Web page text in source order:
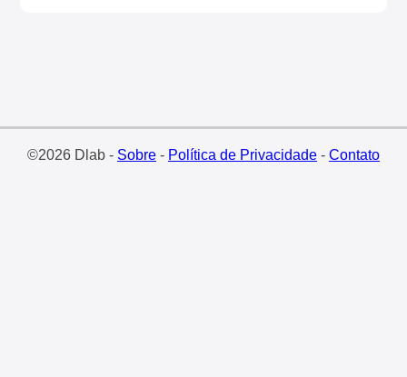
©2026 Dlab - Sobre- Política de Privacidade- Contato